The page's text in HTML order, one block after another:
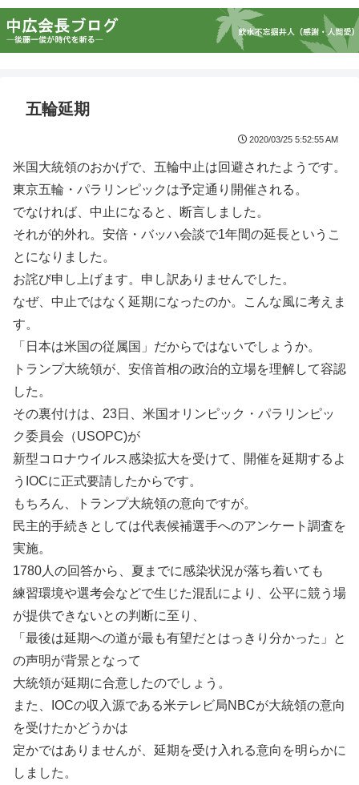
五輪延期
2020/03/25 5:52:55 AM
米国大統領のおかげで、五輪中止は回避されたようです。
東京五輪・パラリンピックは予定通り開催される。
でなければ、中止になると、断言しました。
それが的外れ。安倍・バッハ会談で1年間の延長というこ
とになりました。
お詫び申し上げます。申し訳ありませんでした。
なぜ、中止ではなく延期になったのか。こんな風に考えま
す。
「日本は米国の従属国」だからではないでしょうか。
トランプ大統領が、安倍首相の政治的立場を理解して容認
した。
その裏付けは、23日、米国オリンピック・パラリンピッ
ク委員会（USOPC)が
新型コロナウイルス感染拡大を受けて、開催を延期するよ
うIOCに正式要請したからです。
もちろん、トランプ大統領の意向ですが。
民主的手続きとしては代表候補選手へのアンケート調査を
実施。
1780人の回答から、夏までに感染状況が落ち着いても
練習環境や選考会などで生じた混乱により、公平に競う場
が提供できないとの判断に至り、
「最後は延期への道が最も有望だとはっきり分かった」と
の声明が背景となって
大統領が延期に合意したのでしょう。
また、IOCの収入源である米テレビ局NBCが大統領の意向
を受けたかどうかは
定かではありませんが、延期を受け入れる意向を明らかに
しました。